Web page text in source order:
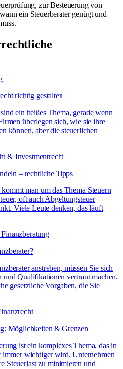
zur Besteuerung von
ein Steuerberater genügt und
richtig gestalten
ein heißes Thema, gerade wenn
überlegen sich, wie sie ihre
können, aber die steuerlichen
& Investmentrecht
– rechtliche Tipps
man um das Thema Steuern
oft auch Abgeltungsteuer
Viele Leute denken, das läuft
anstreben, müssen Sie sich
Qualifikationen vertraut machen.
gesetzliche Vorgaben, die Sie
Möglichkeiten & Grenzen
ist ein komplexes Thema, das in
immer wichtiger wird. Unternehmen
Steuerlast zu minimieren und